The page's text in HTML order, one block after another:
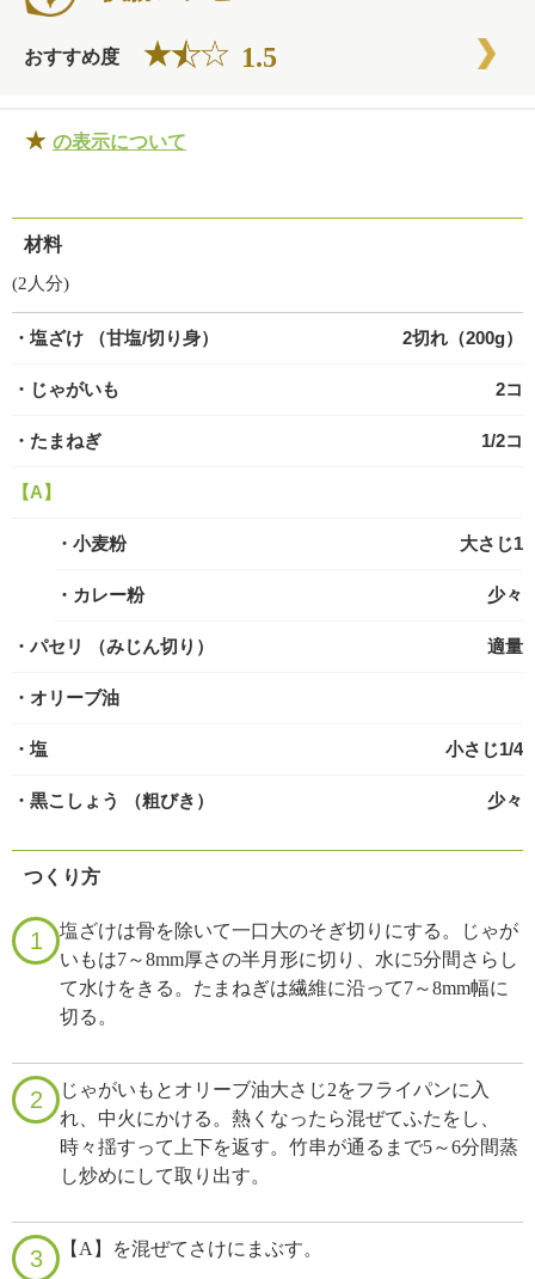
おすすめ度 1.5
★ の表示について
材料
(2人分)
・塩ざけ （甘塩/切り身） 2切れ（200g）
・じゃがいも 2コ
・たまねぎ 1/2コ
【A】
・小麦粉 大さじ1
・カレー粉 少々
・パセリ （みじん切り） 適量
・オリーブ油
・塩 小さじ1/4
・黒こしょう （粗びき） 少々
つくり方
1
塩ざけは骨を除いて一口大のそぎ切りにする。じゃが
いもは7～8mm厚さの半月形に切り、水に5分間さらし
て水けをきる。たまねぎは繊維に沿って7～8mm幅に
切る。
2
じゃがいもとオリーブ油大さじ2をフライパンに入
れ、中火にかける。熱くなったら混ぜてふたをし、
時々揺すって上下を返す。竹串が通るまで5～6分間蒸
し炒めにして取り出す。
3 【A】を混ぜてさけにまぶす。